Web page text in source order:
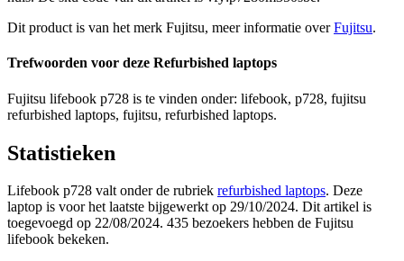
Dit product is van het merk Fujitsu, meer informatie overFujitsu.
Trefwoorden voor deze Refurbished laptops
Fujitsu lifebook p728 is te vinden onder: lifebook, p728, fujitsu
refurbished laptops, fujitsu, refurbished laptops.
Statistieken
Lifebook p728 valt onder de rubriek refurbished laptops. Deze
laptop is voor het laatste bijgewerkt op 29/10/2024. Dit artikel is
toegevoegd op 22/08/2024. 435 bezoekers hebben de Fujitsu
lifebook bekeken.